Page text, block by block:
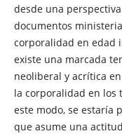
desde una
documentos
corporalidad en edad
existe una marcada
neoliberal y acrítica
la corporalidad en los
este modo, se estaría
que asume una